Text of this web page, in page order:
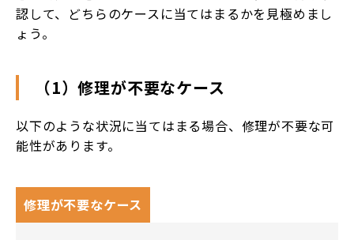
認して、どちらのケースに当てはまるかを見極めまし
ょう。
（1）修理が不要なケース
以下のような状況に当てはまる場合、修理が不要な可
能性があります。
修理が不要なケース